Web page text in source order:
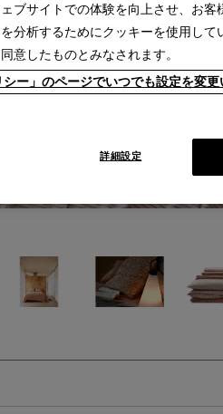
ブサイトでの体験を向上させ、お客
を分析するためにクッキーを使用し
意したものとみなされます。
シー」のページでいつでも設定を変
詳細設定